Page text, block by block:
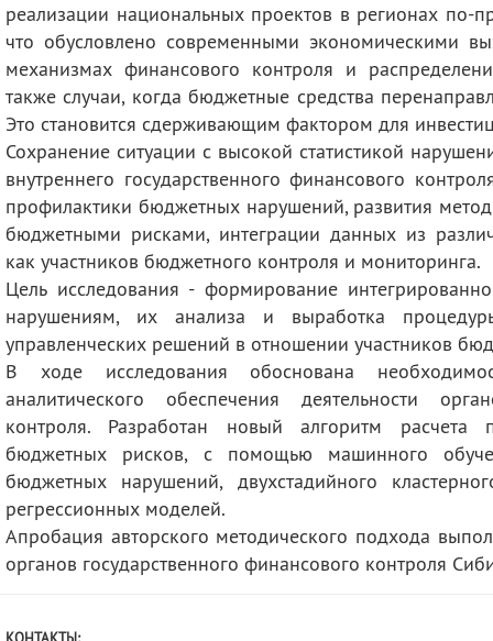
реализации национальных проектов в регионах по-
что обусловлено современными экономическими
механизмах финансового контроля и
также случаи, когда бюджетные средства
Это становится сдерживающим фактором для
Сохранение ситуации с высокой статистикой
внутреннего государственного финансового
профилактики бюджетных нарушений, развития
бюджетными рисками, интеграции данных из
как участников бюджетного контроля и мониторинга.
Цель исследования - формирование
нарушениям, их анализа и выработка
управленческих решений в отношении участников
В ходе исследования обоснована
аналитического обеспечения деятельности
контроля. Разработан новый алгоритм расчета
бюджетных рисков, с помощью машинного
бюджетных нарушений, двухстадийного
регрессионных моделей.
Апробация авторского методического подхода
органов государственного финансового контроля